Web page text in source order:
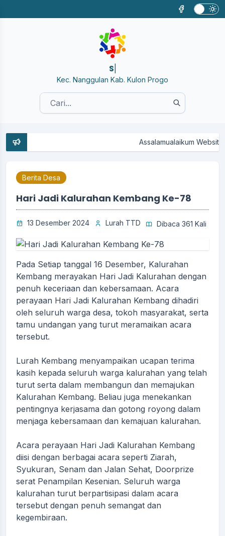
SISTE
Kec. Nanggulan Kab. Kulon Progo
Assalamualaikum Website
Berita Desa
Hari Jadi Kalurahan Kembang Ke-78
13 Desember 2024 Lurah TTD Dibaca 361 Kali
Pada Setiap tanggal 16 Desember, Kalurahan
Kembang merayakan Hari Jadi Kalurahan dengan
penuh keceriaan dan kebersamaan. Acara
perayaan Hari Jadi Kalurahan Kembang dihadiri
oleh seluruh warga desa, tokoh masyarakat, serta
tamu undangan yang turut meramaikan acara
tersebut.
Lurah Kembang menyampaikan ucapan terima
kasih kepada seluruh warga kalurahan yang telah
turut serta dalam membangun dan memajukan
Kalurahan Kembang. Beliau juga menekankan
pentingnya kerjasama dan gotong royong dalam
menjaga kebersamaan dan kemajuan kalurahan.
Acara perayaan Hari Jadi Kalurahan Kembang
diisi dengan berbagai acara seperti Ziarah,
Syukuran, Senam dan Jalan Sehat, Doorprize
serat Penampilan Kesenian. Seluruh warga
kalurahan turut berpartisipasi dalam acara
tersebut dengan penuh semangat dan
kegembiraan.